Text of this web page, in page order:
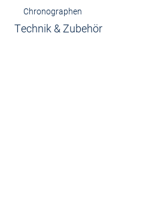
Chronographen
Technik & Zubehör